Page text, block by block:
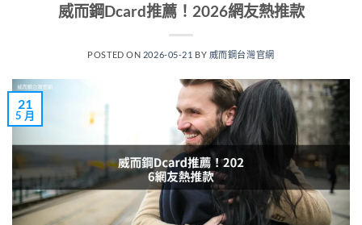
威而鋼Dcard推薦！2026網友熱推款
POSTED ON 2026-05-21 BY 威而鋼台灣官網
21
5 月